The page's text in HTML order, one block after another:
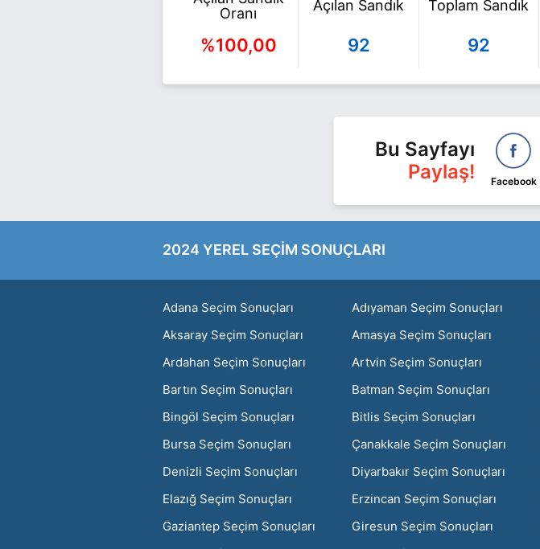
Oranı
%100,00
Açılan Sandık
92
Toplam Sandık
92
Bu Sayfayı
Paylaş!
Facebook
2024 YEREL SEÇİM SONUÇLARI
Adana Seçim Sonuçları Adıyaman Seçim Sonuçları
Aksaray Seçim Sonuçları
Amasya Seçim Sonuçları
Ardahan Seçim Sonuçları
Artvin Seçim Sonuçları
Bartın Seçim Sonuçları
Batman Seçim Sonuçları
Bingöl Seçim Sonuçları
Bitlis Seçim Sonuçları
Bursa Seçim Sonuçları
Çanakkale Seçim Sonuçları
Denizli Seçim Sonuçları
Diyarbakır Seçim Sonuçları
Elazığ Seçim Sonuçları
Erzincan Seçim Sonuçları
Gaziantep Seçim Sonuçları
Giresun Seçim Sonuçları